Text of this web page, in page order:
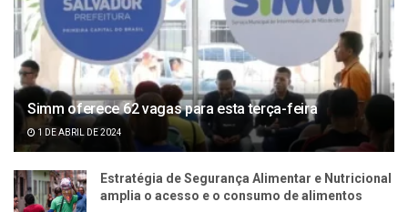
Simm oferece 62 vagas para esta terça-feira
1 DE ABRIL DE 2024
Estratégia de Segurança Alimentar e Nutricional
amplia o acesso e o consumo de alimentos